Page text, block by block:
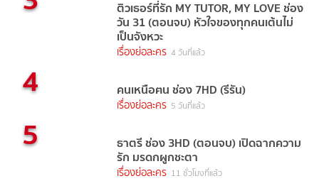
ติวเธอร์ที่รัก MY TUTOR, MY LOVE ช่อง
วัน 31 (ตอนจบ) หัวใจของทุกคนเต้นไม่
เป็นจังหวะ
เรื่องย่อละคร 4 วันที่แล้ว
4 คนเหนือฅน ช่อง 7HD (รีรัน)
เรื่องย่อละคร 5 วันที่แล้ว
5 ธาตรี ช่อง 3HD (ตอนจบ) เปิดฉากความ
รัก มรดกผูกชะตา
เรื่องย่อละคร 11 ชั่วโมงที่แล้ว